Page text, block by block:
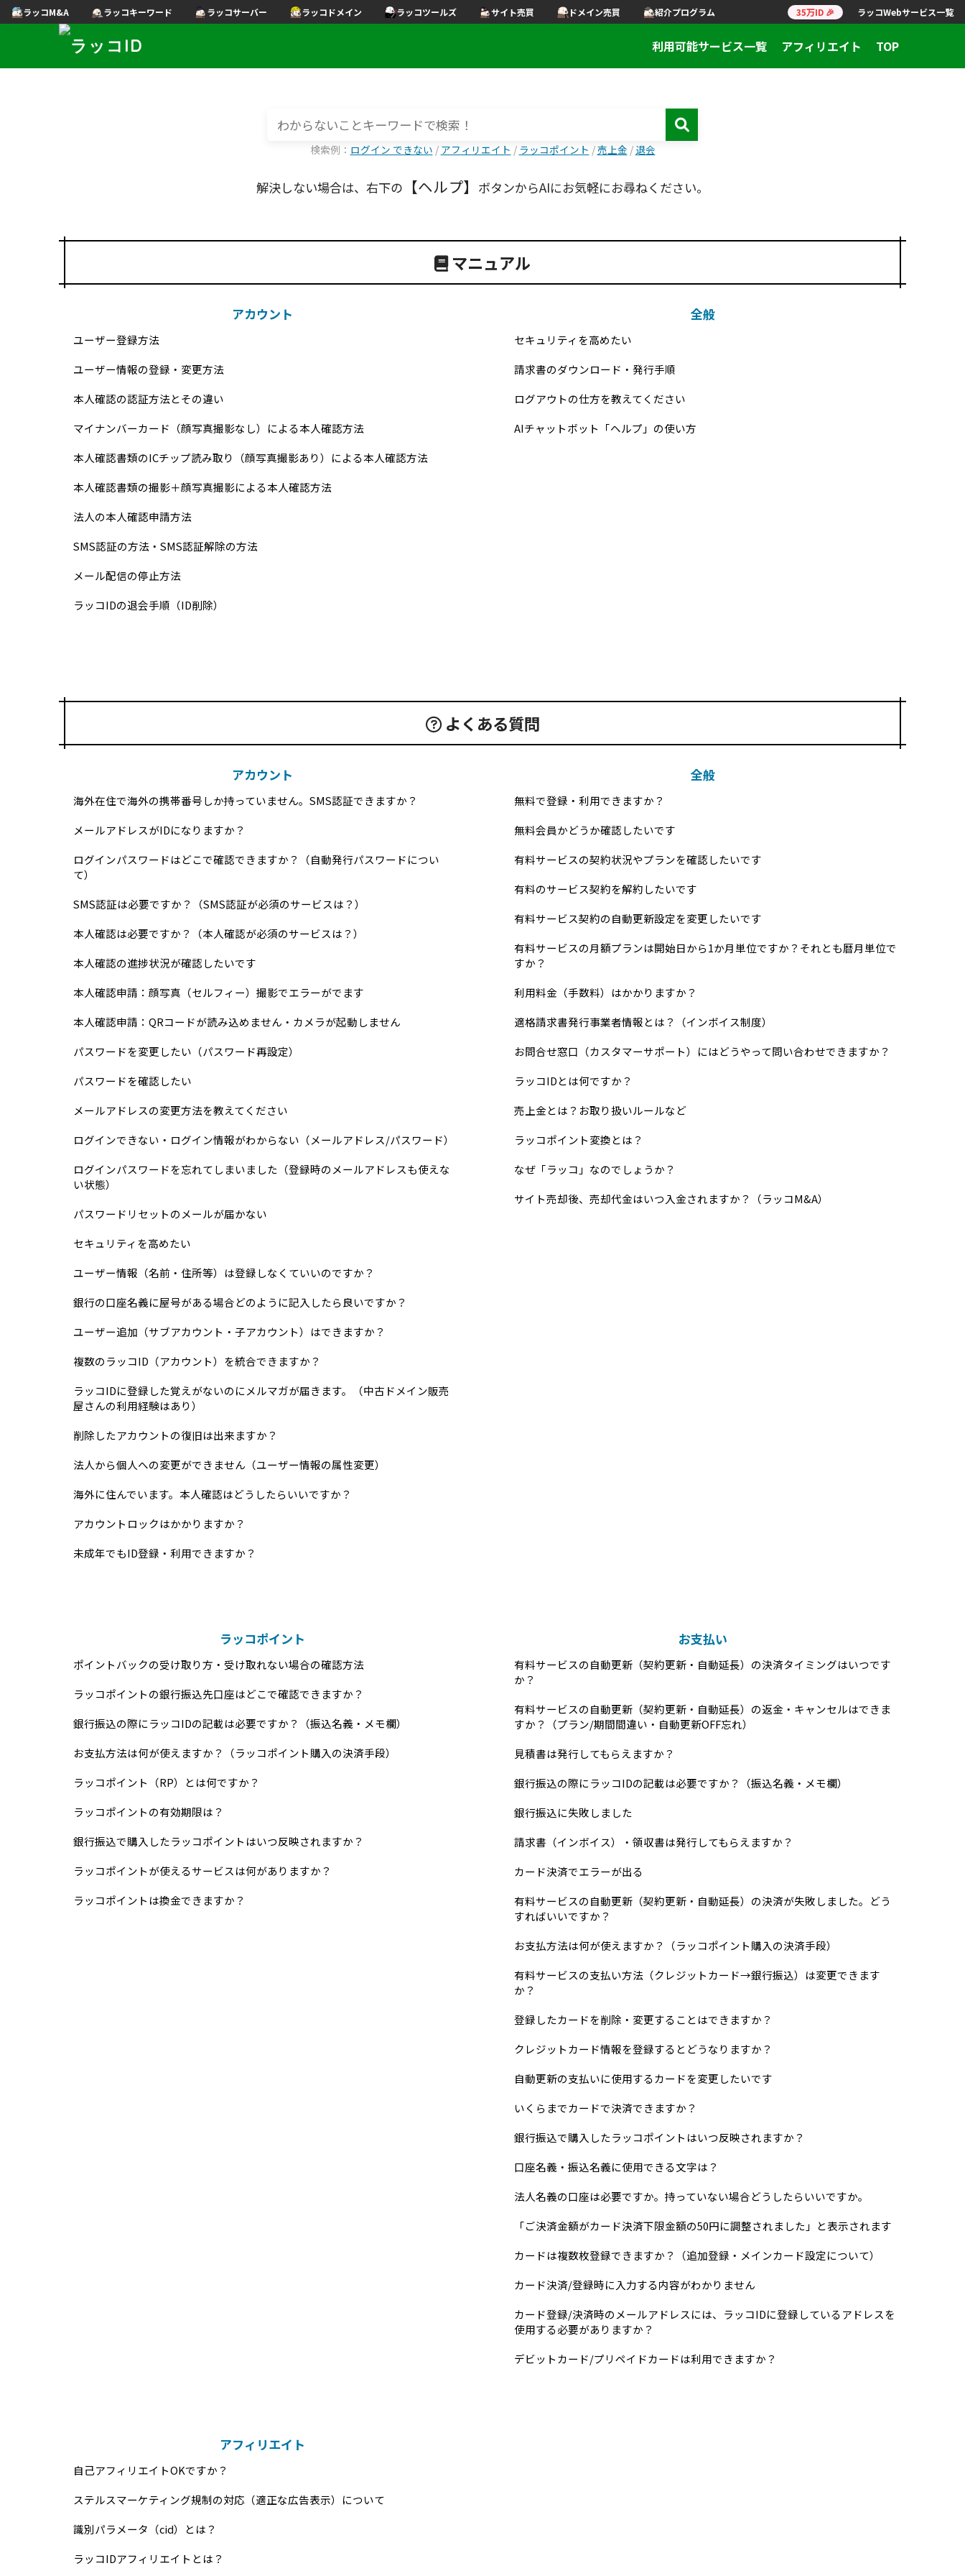
ラッコM&A ラッコキーワード ラッコサーバー ラッコドメイン ラッコツールズ サイト売買 ドメイン売買 紹介プログラム 35万ID 🎉 ラッコWebサービス一覧
利用可能サービス一覧 アフィリエイト TOP
検索例： ログイン できない / アフィリエイト / ラッコポイント /売上金 / 退会
解決しない場合は、右下の 【ヘルプ】 ボタンからAIにお気軽にお尋ねください。
マニュアル
アカウント
ユーザー登録方法
ユーザー情報の登録・変更方法
本人確認の認証方法とその違い
マイナンバーカード（顔写真撮影なし）による本人確認方法
本人確認書類のICチップ読み取り（顔写真撮影あり）による本人確認方法
本人確認書類の撮影＋顔写真撮影による本人確認方法
法人の本人確認申請方法
SMS認証の方法・SMS認証解除の方法
メール配信の停止方法
ラッコIDの退会手順（ID削除）
全般
セキュリティを高めたい
請求書のダウンロード・発行手順
ログアウトの仕方を教えてください
AIチャットボット「ヘルプ」の使い方
よくある質問
アカウント
海外在住で海外の携帯番号しか持っていません。SMS認証できますか？
メールアドレスがIDになりますか？
ログインパスワードはどこで確認できますか？（自動発行パスワードについ
て）
SMS認証は必要ですか？（SMS認証が必須のサービスは？）
本人確認は必要ですか？（本人確認が必須のサービスは？）
本人確認の進捗状況が確認したいです
本人確認申請：顔写真（セルフィー）撮影でエラーがでます
本人確認申請：QRコードが読み込めません・カメラが起動しません
パスワードを変更したい（パスワード再設定）
パスワードを確認したい
メールアドレスの変更方法を教えてください
ログインできない・ログイン情報がわからない（メールアドレス/パスワード）
ログインパスワードを忘れてしまいました（登録時のメールアドレスも使えな
い状態）
パスワードリセットのメールが届かない
セキュリティを高めたい
ユーザー情報（名前・住所等）は登録しなくていいのですか？
銀行の口座名義に屋号がある場合どのように記入したら良いですか？
ユーザー追加（サブアカウント・子アカウント）はできますか？
複数のラッコID（アカウント）を統合できますか？
ラッコIDに登録した覚えがないのにメルマガが届きます。（中古ドメイン販売
屋さんの利用経験はあり）
削除したアカウントの復旧は出来ますか？
法人から個人への変更ができません（ユーザー情報の属性変更）
海外に住んでいます。本人確認はどうしたらいいですか？
アカウントロックはかかりますか？
未成年でもID登録・利用できますか？
全般
無料で登録・利用できますか？
無料会員かどうか確認したいです
有料サービスの契約状況やプランを確認したいです
有料のサービス契約を解約したいです
有料サービス契約の自動更新設定を変更したいです
有料サービスの月額プランは開始日から1か月単位ですか？それとも暦月単位で
すか？
利用料金（手数料）はかかりますか？
適格請求書発行事業者情報とは？（インボイス制度）
お問合せ窓口（カスタマーサポート）にはどうやって問い合わせできますか？
ラッコIDとは何ですか？
売上金とは？お取り扱いルールなど
ラッコポイント変換とは？
なぜ「ラッコ」なのでしょうか？
サイト売却後、売却代金はいつ入金されますか？（ラッコM&A）
ラッコポイント
ポイントバックの受け取り方・受け取れない場合の確認方法
ラッコポイントの銀行振込先口座はどこで確認できますか？
銀行振込の際にラッコIDの記載は必要ですか？（振込名義・メモ欄）
お支払方法は何が使えますか？（ラッコポイント購入の決済手段）
ラッコポイント（RP）とは何ですか？
ラッコポイントの有効期限は？
銀行振込で購入したラッコポイントはいつ反映されますか？
ラッコポイントが使えるサービスは何がありますか？
ラッコポイントは換金できますか？
お支払い
有料サービスの自動更新（契約更新・自動延長）の決済タイミングはいつです
か？
有料サービスの自動更新（契約更新・自動延長）の返金・キャンセルはできま
すか？（プラン/期間間違い・自動更新OFF忘れ）
見積書は発行してもらえますか？
銀行振込の際にラッコIDの記載は必要ですか？（振込名義・メモ欄）
銀行振込に失敗しました
請求書（インボイス）・領収書は発行してもらえますか？
カード決済でエラーが出る
有料サービスの自動更新（契約更新・自動延長）の決済が失敗しました。どう
すればいいですか？
お支払方法は何が使えますか？（ラッコポイント購入の決済手段）
有料サービスの支払い方法（クレジットカード→銀行振込）は変更できます
か？
登録したカードを削除・変更することはできますか？
クレジットカード情報を登録するとどうなりますか？
自動更新の支払いに使用するカードを変更したいです
いくらまでカードで決済できますか？
銀行振込で購入したラッコポイントはいつ反映されますか？
口座名義・振込名義に使用できる文字は？
法人名義の口座は必要ですか。持っていない場合どうしたらいいですか。
「ご決済金額がカード決済下限金額の50円に調整されました」と表示されます
カードは複数枚登録できますか？（追加登録・メインカード設定について）
カード決済/登録時に入力する内容がわかりません
カード登録/決済時のメールアドレスには、ラッコIDに登録しているアドレスを
使用する必要がありますか？
デビットカード/プリペイドカードは利用できますか？
アフィリエイト
自己アフィリエイトOKですか？
ステルスマーケティング規制の対応（適正な広告表示）について
識別パラメータ（cid）とは？
ラッコIDアフィリエイトとは？